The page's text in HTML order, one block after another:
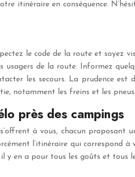
itinéraire en conséquence.
le code de la route et
de la route. Informez
les secours. La prudence
notamment les freins et les pneus.
près des campings
à vous, chacun proposant
l’itinéraire qui correspond
y en a pour tous les goûts et tous